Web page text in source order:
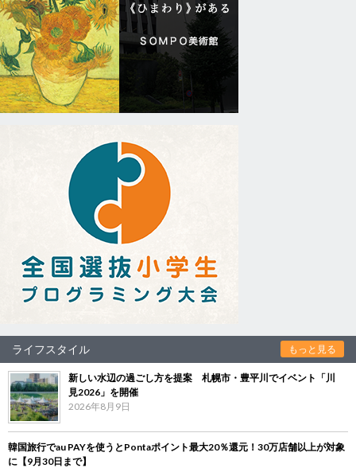
ライフスタイル もっと見る
新しい水辺の過ごし方を提案 札幌市・豊平川でイベント「川
見2026」を開催
2026年8月9日
韓国旅行でau PAYを使うとPontaポイント最大20％還元！30万店舗以上が対象
に【9月30日まで】